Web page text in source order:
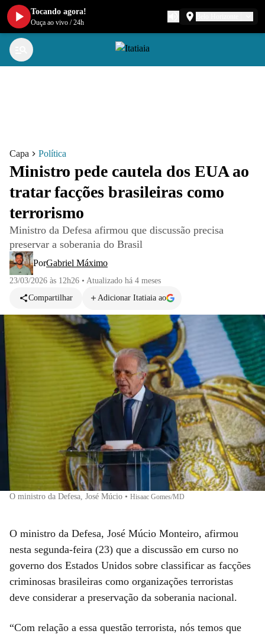
Capa Política
Ministro pede cautela dos EUA ao
tratar facções brasileiras como
terrorismo
Ministro da Defesa afirmou que discussão precisa
preservar a soberania do Brasil
PorGabriel Máximo
23/03/2026 às 12h26 • Atualizado há 4 meses
Compartilhar
Adicionar Itatiaia ao
O ministro da Defesa, José Múcio • Hisaac Gomes/MD
O ministro da Defesa, José Múcio Monteiro, afirmou
nesta segunda-feira (23) que a discussão em curso no
governo dos Estados Unidos sobre classificar as facções
criminosas brasileiras como organizações terroristas
deve considerar a preservação da soberania nacional.
“Com relação a essa questão terrorista, nós temos que
Tocando agora!
Ouça ao vivo /24h